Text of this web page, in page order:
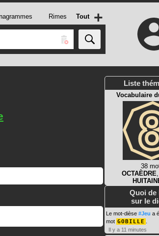
Rimes Tout +
Liste
Vocabulaire
38
OCTAÈDRE,
Quoi de
sur le
Le mot-dièse #Jeu a
mot GOBILLE
Il y a 11 minutes